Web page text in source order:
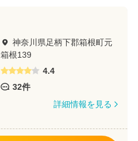
神奈川県足柄下郡箱根町元
箱根139
4.4
32件
詳細情報を見る